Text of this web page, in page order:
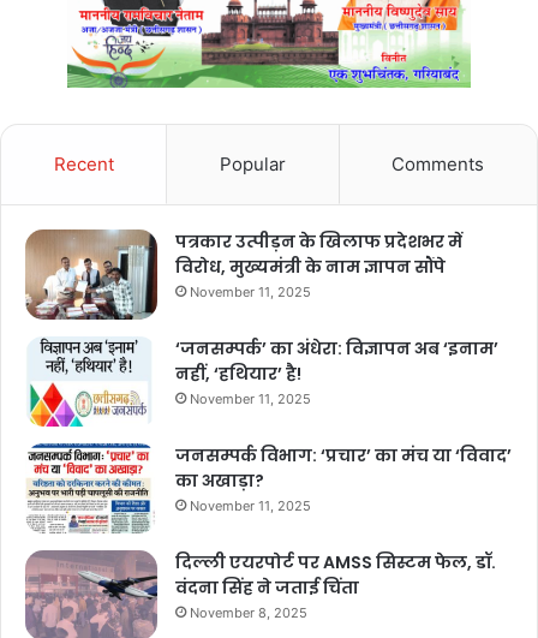
Recent Popular Comments
पत्रकार उत्पीड़न के खिलाफ प्रदेशभर में
विरोध, मुख्यमंत्री के नाम ज्ञापन सौंपे
November 11, 2025
‘जनसम्पर्क’ का अंधेरा: विज्ञापन अब ‘इनाम’
नहीं, ‘हथियार’ है!
November 11, 2025
जनसम्पर्क विभाग: ‘प्रचार’ का मंच या ‘विवाद’
का अखाड़ा?
November 11, 2025
दिल्ली एयरपोर्ट पर AMSS सिस्टम फेल, डॉ.
वंदना सिंह ने जताई चिंता
November 8, 2025